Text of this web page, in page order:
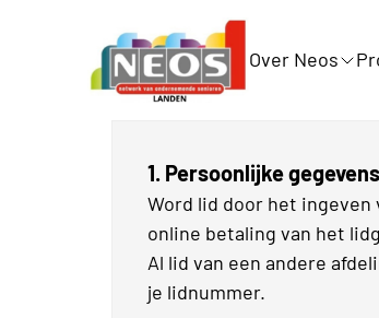
Over Neos
1. Persoonlijke gegevens
Word lid door het ingeven
online betaling van het
Al lid van een andere
je lidnummer.